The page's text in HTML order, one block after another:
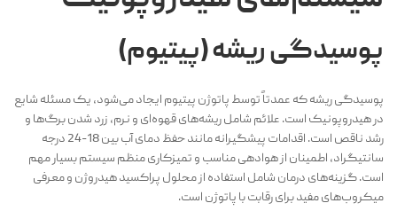
پوسیدگی ریشه (پیتیوم)
پوسیدگی ریشه که عمدتاً توسط پاتوژن پیتیوم ایجاد می‌شود، یک مسئله شایع
در هیدروپونیک است. علائم شامل ریشه‌های قهوه‌ای و نرم، زرد شدن برگ‌ها و
رشد ناقص است. اقدامات پیشگیرانه مانند حفظ دمای آب بین 18-24 درجه
سانتیگراد، اطمینان از هوادهی مناسب و تمیزکاری منظم سیستم بسیار مهم
است. گزینه‌های درمان شامل استفاده از محلول پراکسید هیدروژن و معرفی
میکروب‌های مفید برای رقابت با پاتوژن است.